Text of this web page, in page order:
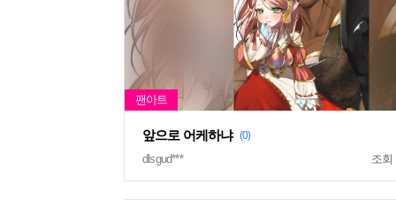
앞으로 어케하냐 (0)
dlsgud*** 조회